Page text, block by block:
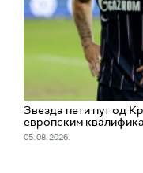
Звезда пети пут од
европским
05. 08. 2026.